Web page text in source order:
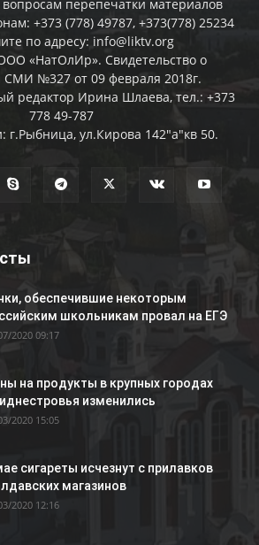
перепечатки материалов
+373 (778) 49787, +373(778) 25234
по адресу: info@liktv.org
«НатОлИр». Свидетельство о
СМИ №327 от 09 февраля 2018г.
редактор Ирина Шлаева, тел.: +373
778 49-787
г.Рыбница, ул.Кирова 142"а"кв 50.
обеспечившие некоторым
школьникам провал на ЕГЭ
2020 09:17
на продукты в крупных городах
изменились
2020 15:05
сигареты исчезнут с прилавков
магазинов
2020 12:16